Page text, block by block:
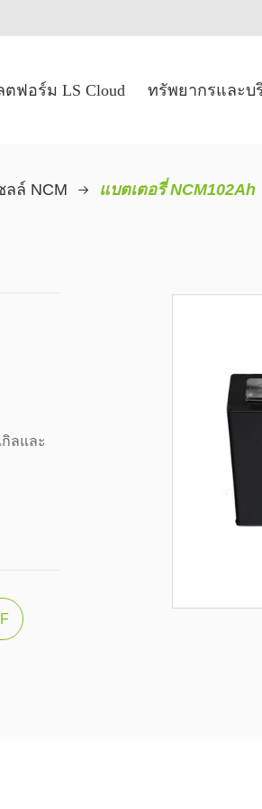
ฟอร์ม LS Cloud ทรัพยากรและบ
ลล์ NCM แบตเตอรี่ NCM102Ah
ลและ